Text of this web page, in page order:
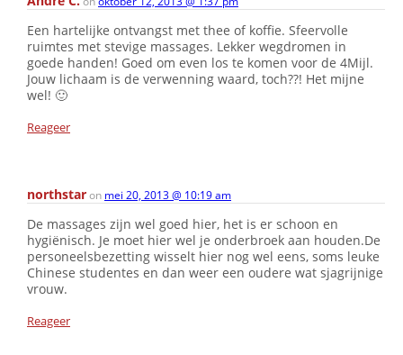
Een hartelijke ontvangst met thee of koffie. Sfeervolle
ruimtes met stevige massages. Lekker wegdromen in
goede handen! Goed om even los te komen voor de 4Mijl.
Jouw lichaam is de verwenning waard, toch??! Het mijne
wel! 🙂
Reageer
northstaron mei 20, 2013 @ 10:19 am
De massages zijn wel goed hier, het is er schoon en
hygiënisch. Je moet hier wel je onderbroek aan houden.De
personeelsbezetting wisselt hier nog wel eens, soms leuke
Chinese studentes en dan weer een oudere wat sjagrijnige
vrouw.
Reageer